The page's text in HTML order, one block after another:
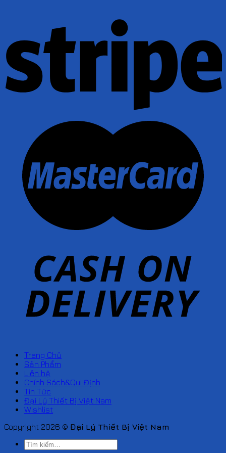
Trang Chủ
Sản Phẩm
Liên hệ
Chính Sách&Qui Định
Tin Tức
Đại Lý Thiết Bị Việt Nam
Wishlist
Copyright 2026 © Đại Lý Thiết Bị Việt Nam
Tìm